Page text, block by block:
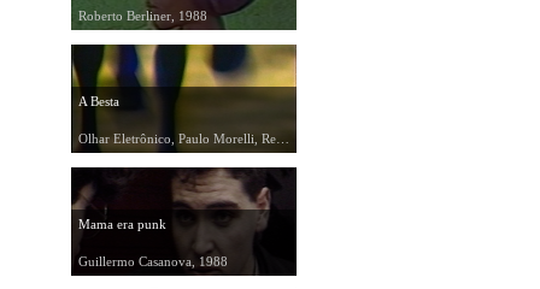
Roberto Berliner, 1988
A Besta
Mama era punk
Guillermo Casanova, 1988